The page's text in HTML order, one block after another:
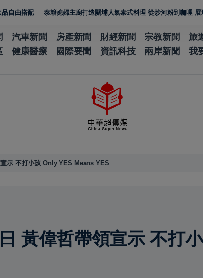
泰籍媳婦主廚打造關埔人氣泰式料理 從炒河粉到咖哩 展現現點現做
汽車新聞 房產新聞 財經新聞 宗教新聞 旅
健康醫療 國際要聞 資訊科技 兩岸新聞 我
示 不打小孩 Only YES Means YES
黃偉哲帶領宣示 不打